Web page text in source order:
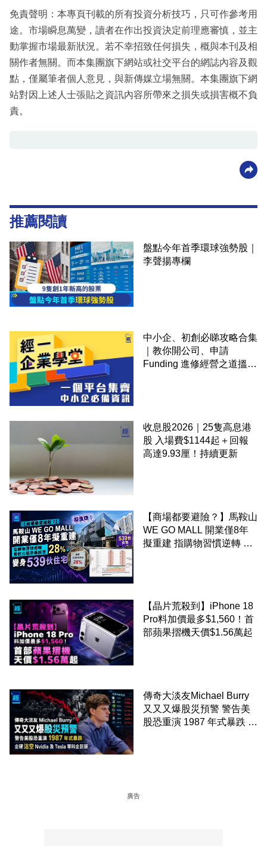
免責聲明：本專頁刊載的所有投資分析技巧，只可作參考用
途。市場瞬息萬變，讀者在作出投資決定前理應審慎，並主
動掌握市場最新狀況。若不幸招致任何損失，概與本刊及相
關作者無關。而本集團旗下網站或社交平台的網誌內容及觀
點，僅屬筆者個人意見，與新傳媒立場無關。本集團旗下網
站對因上述人士張貼之資訊內容所帶來之損失或損害概不負
責。
推薦閱讀
盤點今年首季環球強勢股｜
李聲揚專欄
中小企、初創必睇攻略合集
｜教你開公司、申請
Funding 進修經營之道搵大
收息股2026｜25隻高息港
股 入場費$1144起＋回報
高達9.93厘！持續更新
【商場都要避險？】馬鞍山
WE GO MALL 開業僅8年
擬重建 指購物習慣逆轉 餐
【晶片荒殺到】iPhone 18
Pro料加價最多$1,560！首
部蘋果摺機天價$1.56萬起
傳奇大淡友Michael Burry
又又又爆股災預警 警告美
股恐重演 1987 年式暴跌 企
廣告